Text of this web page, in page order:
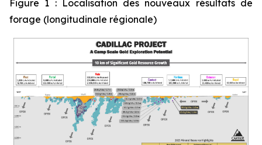
Figure 1 : Localisation des nouveaux résultats de
forage (longitudinale régionale)